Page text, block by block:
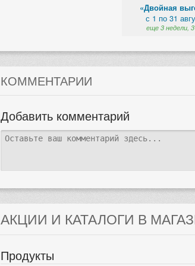
«Двойная
с 1 по 31
еще 3 недели,
КОММЕНТАРИИ
Добавить комментарий
АКЦИИ И КАТАЛОГИ В
Продукты